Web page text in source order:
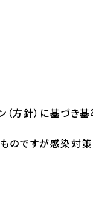
方針）に基づき基
のですが感染対策